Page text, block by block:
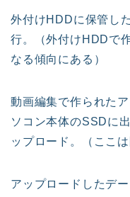
外付けHDDに保管し
行。（外付けHDDで
なる傾向にある）
動画編集で作られた
ソコン本体のSSDに
ップロード。（ここは
アップロードしたデ